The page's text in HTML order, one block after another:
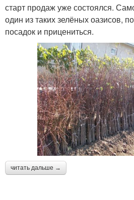
старт продаж уже состоялся.
один из таких зелёных оазисов,
посадок и прицениться.
читать дальше →